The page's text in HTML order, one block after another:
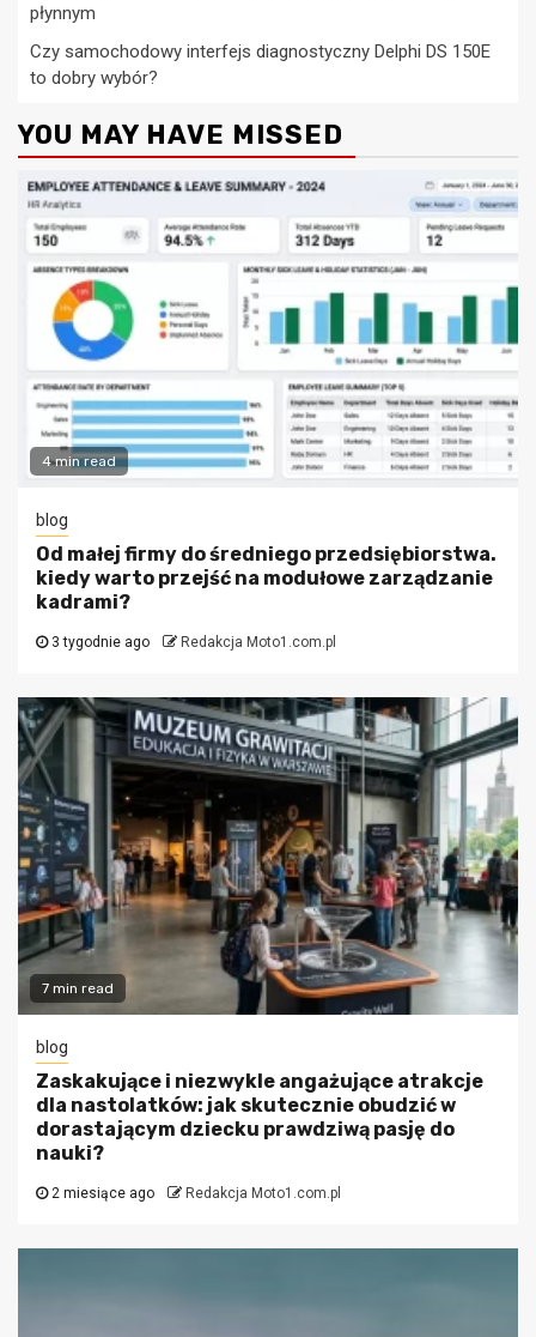
płynnym
Czy samochodowy interfejs diagnostyczny Delphi DS 150E
to dobry wybór?
YOU MAY HAVE MISSED
4 min read
blog
Od małej firmy do średniego przedsiębiorstwa.
kiedy warto przejść na modułowe zarządzanie
kadrami?
3 tygodnie ago Redakcja Moto1.com.pl
7 min read
blog
Zaskakujące i niezwykle angażujące atrakcje
dla nastolatków: jak skutecznie obudzić w
dorastającym dziecku prawdziwą pasję do
nauki?
2 miesiące ago Redakcja Moto1.com.pl